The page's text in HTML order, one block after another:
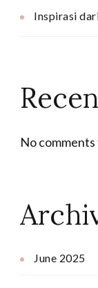
Inspirasi
No comments
June 2025